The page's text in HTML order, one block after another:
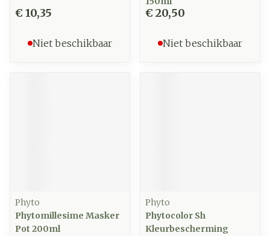
€ 10,35
Niet beschikbaar
€ 20,50
Niet beschikbaar
Phyto
Phytomillesime Masker
Pot 200ml
Phyto
Phytocolor Sh
Kleurbescherming